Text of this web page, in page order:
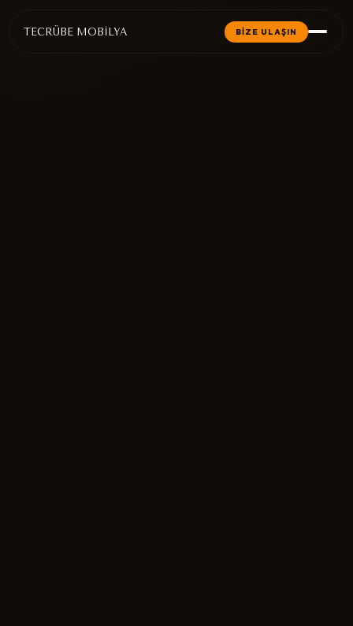
TECRÜBE MOBİLYA BİZE ULAŞIN